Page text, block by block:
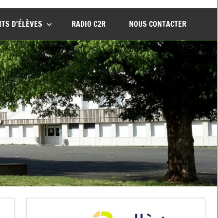
D’ÉLÈVES RADIO C2R NOUS CONTACTER